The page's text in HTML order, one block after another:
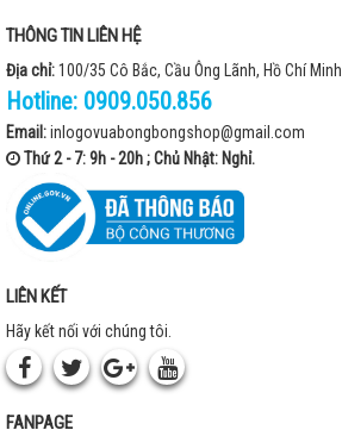
THÔNG TIN LIÊN HỆ
Địa chỉ:100/35 Cô Bắc, Cầu Ông Lãnh, Hồ Chí Minh.
Hotline: 0909.050.856
Email:inlogovuabongbongshop@gmail.com
Thứ 2 - 7: 9h - 20h ; Chủ Nhật: Nghỉ.
LIÊN KẾT
Hãy kết nối với chúng tôi.
FANPAGE